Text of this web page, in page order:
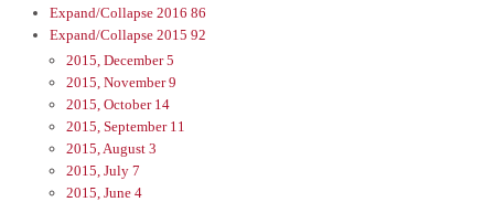
Expand/Collapse 2016 86
Expand/Collapse 2015 92
2015, December5
2015, November9
2015, October 14
2015, September 11
2015, August 3
2015, July 7
2015, June 4